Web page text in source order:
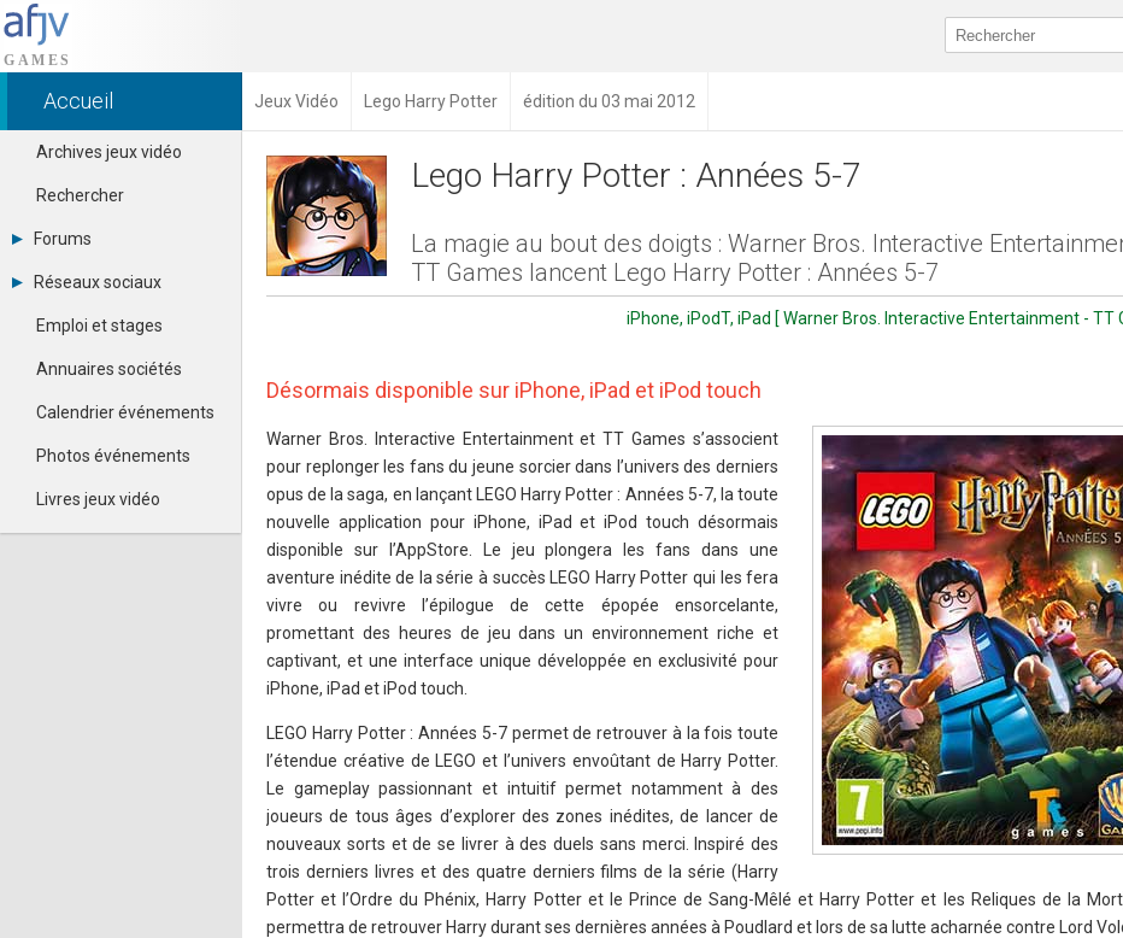
Accueil Jeux Vidéo Lego Harry Potter édition du 03 mai 2012
Archives jeux vidéo
Rechercher
Forums
Tous les forums
Se connecter
Contacter un modérateur
Réseaux sociaux
Dailymotion
Facebook
Google+
Pinterest
Youtube
Emploi et stages
Annuaires sociétés
Calendrier événements
Photos événements
Livres jeux vidéo
Lego Harry Potter : Années 5-7
La magie au bout des doigts : Warner Bros. Interactive
TT Games lancent Lego Harry Potter : Années 5-7
iPhone, iPodT, iPad [ Warner Bros. Interactive Entertainment - TT
Désormais disponible sur iPhone, iPad et iPod touch
Warner Bros. Interactive Entertainment et TT Games s’associent
pour replonger les fans du jeune sorcier dans l’univers des derniers
opus de la saga, en lançant LEGO Harry Potter : Années 5-7, la toute
nouvelle application pour iPhone, iPad et iPod touch désormais
disponible sur l’AppStore. Le jeu plongera les fans dans une
aventure inédite de la série à succès LEGO Harry Potter qui les fera
vivre ou revivre l’épilogue de cette épopée ensorcelante,
promettant des heures de jeu dans un environnement riche et
captivant, et une interface unique développée en exclusivité pour
iPhone, iPad et iPod touch.
LEGO Harry Potter : Années 5-7 permet de retrouver à la fois toute
l’étendue créative de LEGO et l’univers envoûtant de Harry Potter.
Le gameplay passionnant et intuitif permet notamment à des
joueurs de tous âges d’explorer des zones inédites, de lancer de
nouveaux sorts et de se livrer à des duels sans merci. Inspiré des
trois derniers livres et des quatre derniers films de la série (Harry
Potter et l’Ordre du Phénix, Harry Potter et le Prince de Sang-Mêlé et Harry Potter et les Reliques de la
permettra de retrouver Harry durant ses dernières années à Poudlard et lors de sa lutte acharnée contre Lord